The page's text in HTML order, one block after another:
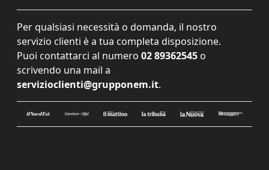
Per qualsiasi necessità o domanda, il nostro
servizio clienti è a tua completa disposizione.
Puoi contattarci al numero 02 89362545 o
scrivendo una mail a
servizioclienti@grupponem.it.